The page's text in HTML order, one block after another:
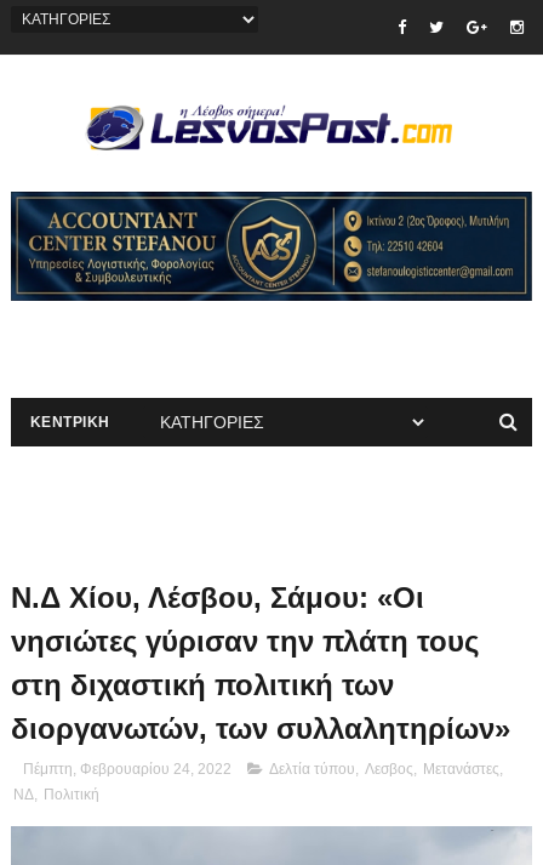
ΚΕΝΤΡΙΚΗ
Ν.Δ Χίου, Λέσβου, Σάμου: «Οι
νησιώτες γύρισαν την πλάτη τους
στη διχαστική πολιτική των
διοργανωτών, των συλλαλητηρίων»
Πέμπτη, Φεβρουαρίου 24, 2022 Δελτία τύπου Λεσβος Μετανάστες
ΝΔ, Πολιτική